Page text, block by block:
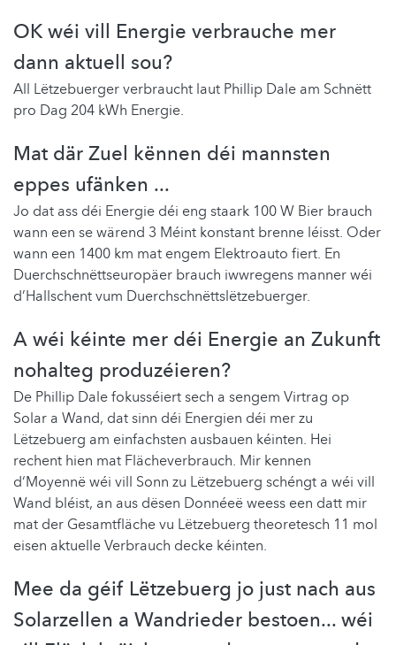
OK wéi vill Energie verbrauche mer
dann aktuell sou?
All Lëtzebuerger verbraucht laut Phillip Dale am Schnëtt
pro Dag 204 kWh Energie.
Mat där Zuel kënnen déi mannsten
eppes ufänken ...
Jo dat ass déi Energie déi eng staark 100 W Bier brauch
wann een se wärend 3 Méint konstant brenne léisst. Oder
wann een 1400 km mat engem Elektroauto fiert. En
Duerchschnëttseuropäer brauch iwwregens manner wéi
d’Hallschent vum Duerchschnëttslëtzebuerger.
A wéi kéinte mer déi Energie an Zukunft
nohalteg produzéieren?
De Phillip Dale fokusséiert sech a sengem Virtrag op
Solar a Wand, dat sinn déi Energien déi mer zu
Lëtzebuerg am einfachsten ausbauen kéinten. Hei
rechent hien mat Flächeverbrauch. Mir kennen
d‘Moyennë wéi vill Sonn zu Lëtzebuerg schéngt a wéi vill
Wand bléist, an aus dësen Donnéeë weess een datt mir
mat der Gesamtfläche vu Lëtzebuerg theoretesch 11 mol
eisen aktuelle Verbrauch decke kéinten.
Mee da géif Lëtzebuerg jo just nach aus
Solarzellen a Wandrieder bestoen... wéi